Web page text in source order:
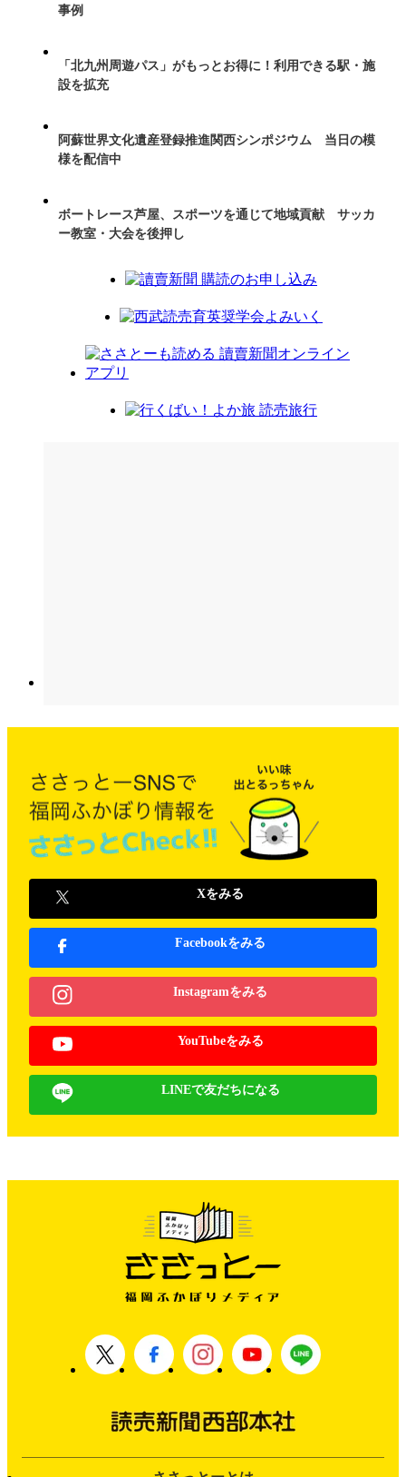
事例
「北九州周遊パス」がもっとお得に！利用できる駅・施
設を拡充
阿蘇世界文化遺産登録推進関西シンポジウム 当日の模
様を配信中
ボートレース芦屋、スポーツを通じて地域貢献 サッカ
ー教室・大会を後押し
Xをみる
Facebookをみる
Instagramをみる
YouTubeをみる
LINEで友だちになる